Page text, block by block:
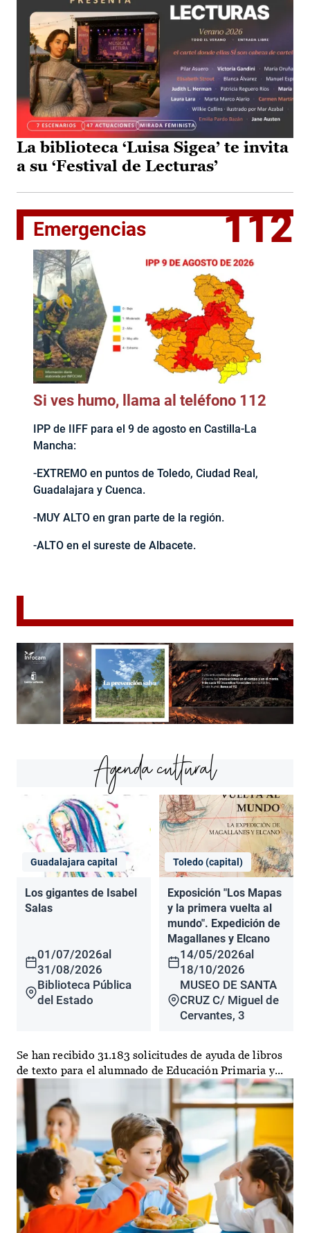
La biblioteca ‘Luisa Sigea’ te invita
a su ‘Festival de Lecturas’
Emergencias 112
Si ves humo, llama al teléfono 112
IPP de IIFF para el 9 de agosto en Castilla-La
Mancha:
-EXTREMO en puntos de Toledo, Ciudad Real,
Guadalajara y Cuenca.
-MUY ALTO en gran parte de la región.
-ALTO en el sureste de Albacete.
Agenda cultural
Guadalajara capital
Los gigantes de Isabel
Salas
01/07/2026al
31/08/2026
Biblioteca Pública
del Estado
Toledo (capital)
Exposición "Los Mapas
y la primera vuelta al
mundo". Expedición de
Magallanes y Elcano
14/05/2026al
18/10/2026
MUSEO DE SANTA
CRUZ C/ Miguel de
Cervantes, 3
Se han recibido 31.183 solicitudes de ayuda de libros
de texto para el alumnado de Educación Primaria y...